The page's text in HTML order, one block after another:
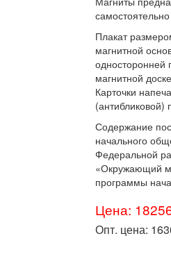
Плакат
магнитной
односторонней
магнитной
Карточки
Содержание
начального
Федеральной
«Окружающий
программы
Цена:
Опт. цена: